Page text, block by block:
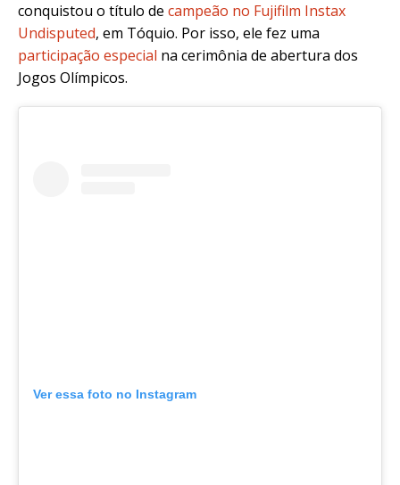
conquistou o título de campeão no Fujifilm Instax
Undisputed, em Tóquio. Por isso, ele fez uma
participação especial na cerimônia de abertura dos
Jogos Olímpicos.
Ver essa foto no Instagram